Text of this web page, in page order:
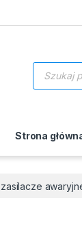
Strona
zasilacze